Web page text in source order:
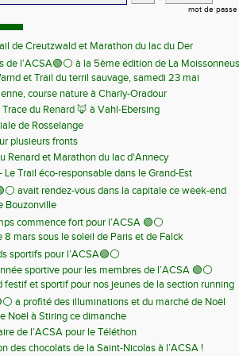
mot de
de Creutzwald et Marathon du lac du Der
de l’ACSA🟢⚪️ à la 5ème édition de La
juin et Trail du terril sauvage, samedi 23 mai
course nature à Charly-Oradour
du Renard 🦊 à Vahl-Ebersing
de Rosselange
plusieurs fronts
Renard et Marathon du lac d'Annecy
Le Trail éco-responsable dans le Grand-Est
avait rendez-vous dans la capitale ce week-end
Bouzonville
commence fort pour l’ACSA 🟢⚪️
8 mars sous le soleil de Paris et de Falck
sportifs pour l’ACSA🟢⚪️
sportive pour les membres de l’ACSA 🟢⚪️
festif et sportif pour nos jeunes de la section running
a profité des illuminations et du marché de Noël
Noël à Stiring ce dimanche
de l’ACSA pour le Téléthon
des chocolats de la Saint-Nicolas à l’ACSA !